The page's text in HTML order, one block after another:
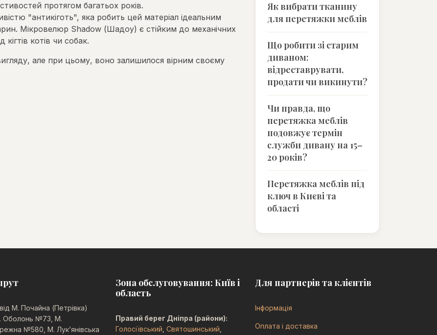
протягом багатьох років.
"антикіготь", яка робить цей матеріал ідеальним
Мікровелюр Shadow (Шадоу) є стійким до механічних
котів чи собак.
але при цьому, воно залишилося вірним своєму
Як вибрати тканину
для перетяжки меблів
Що робити зі старим
диваном:
відреставрувати,
продати чи викинути?
Чи правда, що
перетяжка меблів
подовжує термін
служби дивану на 15–
20 років?
Перетяжка меблів під
ключ в Києві та
області
від М. Почайна (Петрівка)
Оболонь №73, М.
№580, М. Лук’янівська
Зона обслуговування: Київ і
область
Правий берег Дніпра (райони):
Голосіївський Святошинський
Для партнерів та клієнтів
Інформація
Оплата і доставка